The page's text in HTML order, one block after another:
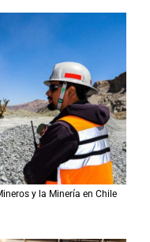
y la Minería en Chile